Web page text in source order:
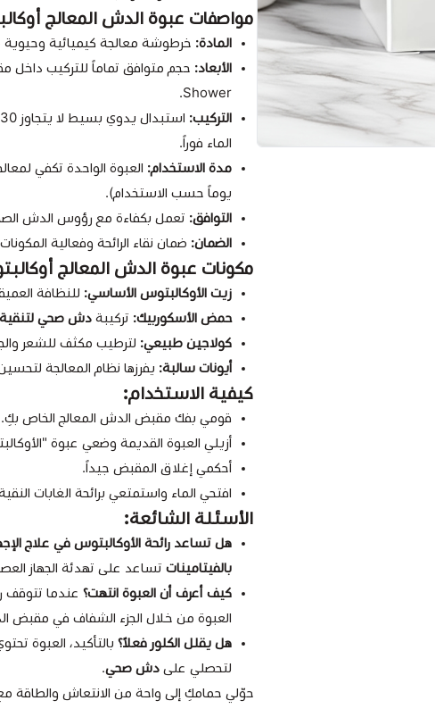
مواصفات عبوة الدش المعالج
المادة: خرطوشة معالجة كيميائية
الأبعاد:
Shower.
التركيب:
الماء فوراً.
مدة الاستخدام: العبوة الواحدة تكفي
يوماً حسب الاستخدام).
التوافق: تعمل بكفاءة مع رؤوس الدش
الضمان: ضمان نقاء الرائحة وفعالية
مكونات عبوة الدش المعالج
زيت الأوكالبتوس الأساسي: للنظافة
حمض الأسكوربيك: تركيبة دش صحي لتنقية
كولاجين طبيعي: لترطيب مكثف للشعر
أيونات سالبة: يفرزها نظام المعالجة لتحسين
كيفية الاستخدام:
قومي بفك مقبض الدش المعالج الخاص بكِ.
أزيلي العبوة القديمة وضعي عبوة
أحكمي إغلاق المقبض جيداً.
افتحي الماء واستمتعي برائحة الغابات
الأسئلة الشائعة:
هل تساعد رائحة الأوكالبتوس في علاج
بالفيتامينات تساعد على تهدئة الجهاز
كيف أعرف أن العبوة انتهت؟ عندما تتوقف
العبوة من خلال الجزء الشفاف في مقبض
هل يقلل الكلور فعلاً؟ بالتأكيد، العبوة
لتحصلي على دش صحي
حوّلي حمامكِ إلى واحة من الانتعاش والطاقة